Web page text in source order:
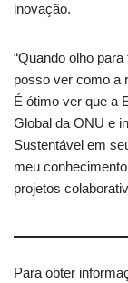
inovação.
“Quando olho
posso ver como a
É ótimo ver que a
Global da ONU e
Sustentável em
meu
projetos
Para obter